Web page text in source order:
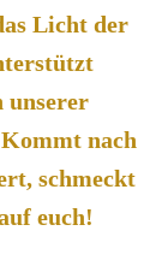
Licht der
unserer
nach
schmeckt
euch!